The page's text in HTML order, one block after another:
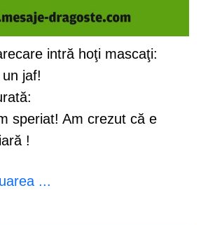
intră hoţi mascaţi:
jaf!
speriat! Am crezut că e
!
...